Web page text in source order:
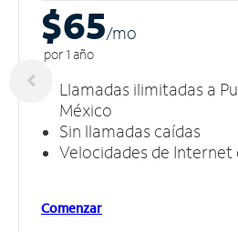
$65/mo
por 1 año
Llamadas ilimitadas a
México
Sin llamadas caídas
Velocidades de Internet
Comenzar